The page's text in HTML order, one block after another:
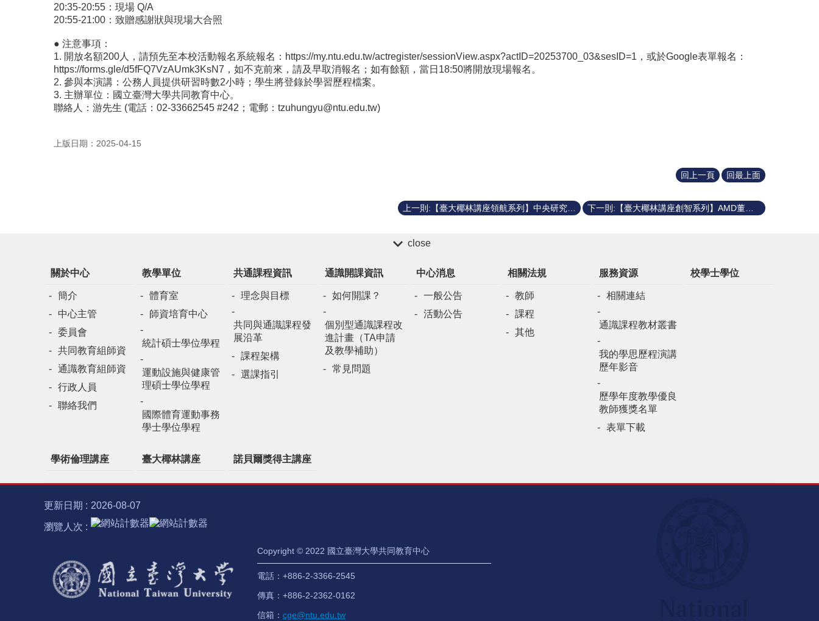
20:35-20:55：現場 Q/A
20:55-21:00：致贈感謝狀與現場大合照
● 注意事項：
1. 開放名額200人，請預先至本校活動報名系統報名： https://my.ntu.edu.tw/actregister/sessionView.aspx?actID=20253700_ 03&sesID=1 ，或於Google表單報名：
https://forms.gle/d5fFQ7VzAUmk3KsN7 ， 如不克前來，請及早取消報名；如有餘額，當日18:50將開放現場報名。
2. 參與本演講：公務人員提供研習時數2小時；學生將登錄於學習歷程檔案。
3. 主辦單位：國立臺灣大學共同教育中心。
聯絡人：游先生 (電話：02-33662545 #242；電郵： tzuhungyu@ntu.edu.tw)
上版日期：2025-04-15
回上一頁 回最上面
上一則:【臺大椰林講座領航系列】中央研究院賀端華院士 20250509 下一則:【臺大椰林講座創智系列】AMD董事長暨執行長蘇姿丰博士 20250415
close
關於中心
簡介
中心主管
委員會
共同教育組師資
通識教育組師資
行政人員
聯絡我們
教學單位
體育室
師資培育中心
統計碩士學位學程
運動設施與健康管
理碩士學位學程
國際體育運動事務
學士學位學程
共通課程資訊
理念與目標
共同與通識課程發
展沿革
課程架構
選課指引
通識開課資訊
如何開課？
個別型通識課程改
進計畫（TA申請
及教學補助）
常見問題
中心消息
一般公告
活動公告
相關法規
教師
課程
其他
服務資源
相關連結
通識課程教材叢書
我的學思歷程演講
歷年影音
歷學年度教學優良
教師獲獎名單
表單下載
校學士學位
學術倫理講座 臺大椰林講座 諾貝爾獎得主講座
更新日期 2026-08-07
瀏覽人次
Copyright © 2022 國立臺灣大學共同教育中心
電話：+886-2-3366-2545
傳真：+886-2-2362-0162
信箱： cge@ntu.edu.tw